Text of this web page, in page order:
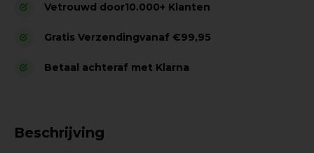
Vetrouwd door10.000+ Klanten
Gratis Verzendingvanaf €99,95
Betaal achteraf met Klarna
Beschrijving